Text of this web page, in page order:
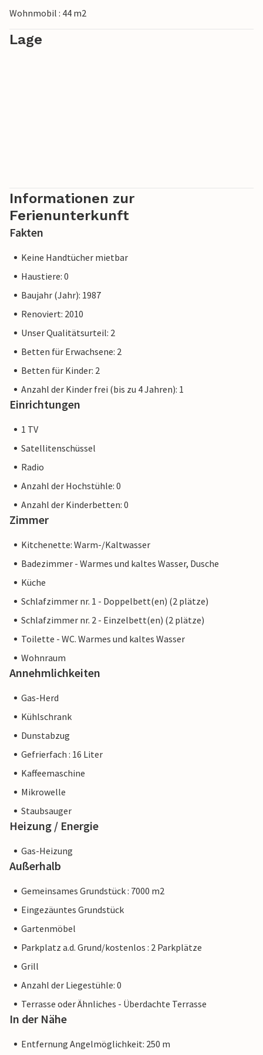
der Region ein.
Wohnmobil : 44 m2
Lage
Informationen zur
Ferienunterkunft
Fakten
Keine Handtücher mietbar
Haustiere: 0
Baujahr (Jahr): 1987
Renoviert: 2010
Unser Qualitätsurteil: 2
Betten für Erwachsene: 2
Betten für Kinder: 2
Anzahl der Kinder frei (bis zu 4 Jahren): 1
Einrichtungen
1 TV
Satellitenschüssel
Radio
Anzahl der Hochstühle: 0
Anzahl der Kinderbetten: 0
Zimmer
Kitchenette: Warm-/Kaltwasser
Badezimmer - Warmes und kaltes Wasser, Dusche
Küche
Schlafzimmer nr. 1 - Doppelbett(en) (2 plätze)
Schlafzimmer nr. 2 - Einzelbett(en) (2 plätze)
Toilette - WC. Warmes und kaltes Wasser
Wohnraum
Annehmlichkeiten
Gas-Herd
Kühlschrank
Dunstabzug
Gefrierfach : 16 Liter
Kaffeemaschine
Mikrowelle
Staubsauger
Heizung / Energie
Gas-Heizung
Außerhalb
Gemeinsames Grundstück : 7000 m2
Eingezäuntes Grundstück
Gartenmöbel
Parkplatz a.d. Grund/kostenlos : 2 Parkplätze
Grill
Anzahl der Liegestühle: 0
Terrasse oder Ähnliches - Überdachte Terrasse
In der Nähe
Entfernung Angelmöglichkeit: 250 m